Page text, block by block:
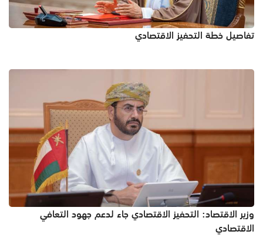
تفاصيل خطة التحفيز الاقتصادي
وزير الاقتصاد: التحفيز الاقتصادي جاء لدعم جهود التعافي
الاقتصادي